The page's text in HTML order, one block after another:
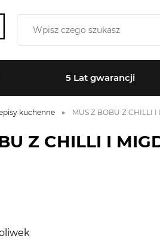
5 Lat gwarancji
kuchenne MUS Z BOBU Z CHILLI I
Z CHILLI I